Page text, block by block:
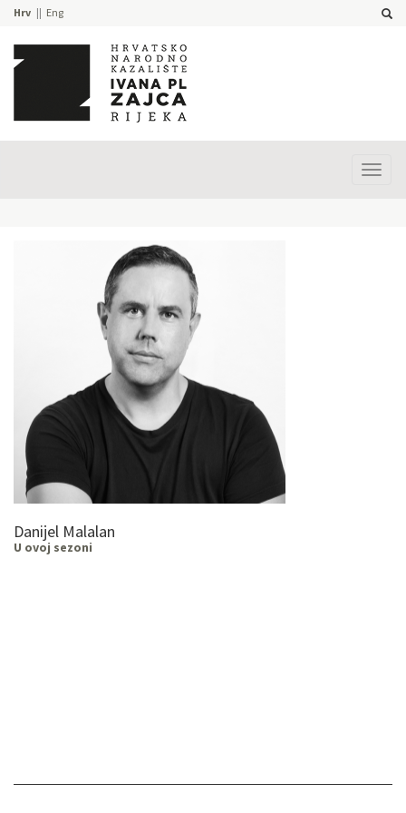
Hrv Eng
Danijel Malalan
U ovoj sezoni